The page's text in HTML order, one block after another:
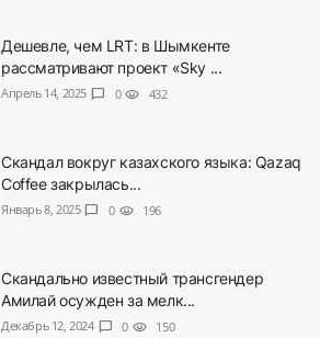
Дешевле, чем LRT: в Шымкенте
рассматривают проект «Sky ...
Апрель 14, 2025 chat_bubble 0 visibility 432
Скандал вокруг казахского языка: Qazaq
Coffee закрылась...
Январь 8, 2025 chat_bubble 0 visibility 196
Скандально известный трансгендер
Амилай осужден за мелк...
Декабрь 12, 2024 chat_bubble 0 visibility 150